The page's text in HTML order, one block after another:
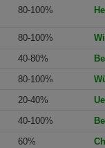
80-100%
80-100%
40-80%
80-100%
20-40%
40-100%
60%